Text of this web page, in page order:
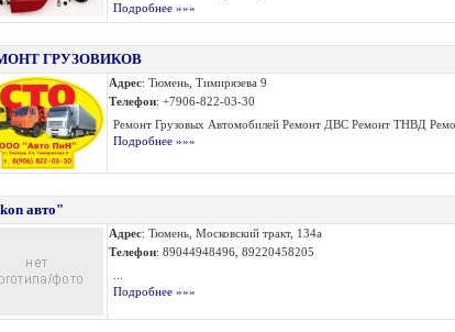
Подробнее »»»
ГРУЗОВИКОВ
Адрес: Тюмень, Тимирязева 9
Телефон: +7906-822-03-30
Ремонт Грузовых Автомобилей Ремонт ДВС Ремонт ТНВД
Подробнее »»»
авто"
Адрес: Тюмень, Московский тракт, 134а
Телефон: 89044948496, 89220458205
Подробнее »»»